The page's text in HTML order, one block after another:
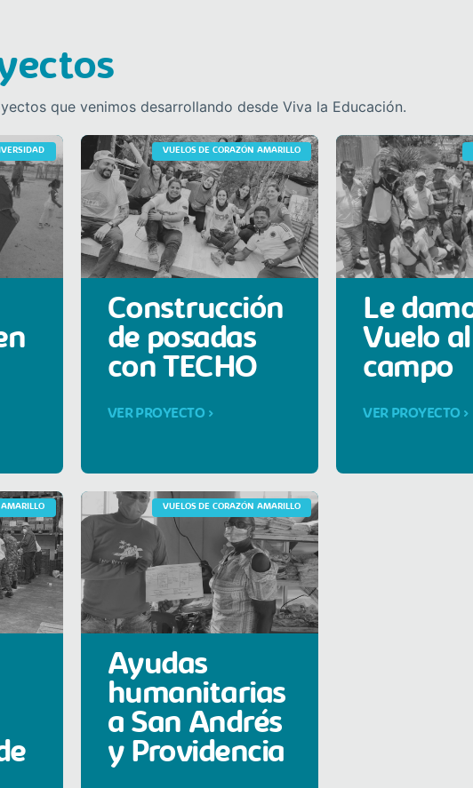
que venimos desarrollando desde Viva la Educación.
VUELOS DE CORAZÓN AMARILLO
Construcción
de posadas
con TECHO
VER PROYECTO >
Le
Vuelo al
campo
VER PROYECTO >
VUELOS DE CORAZÓN AMARILLO
Ayudas
humanitarias
a San Andrés
y Providencia